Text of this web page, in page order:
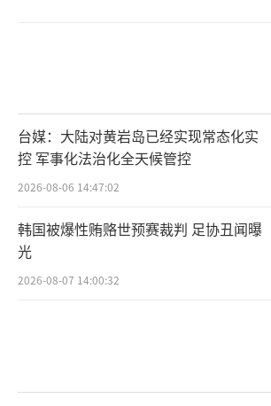
台媒：大陆对黄岩岛已经实现常态化实
控 军事化法治化全天候管控
2026-08-06 14:47:02
韩国被爆性贿赂世预赛裁判 足协丑闻曝
光
2026-08-07 14:00:32